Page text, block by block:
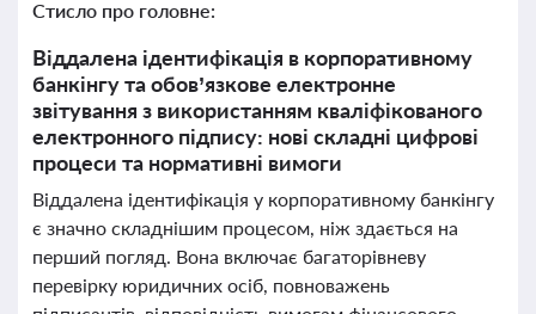
Стисло про головне:
Віддалена ідентифікація в корпоративному
банкінгу та обов’язкове електронне
звітування з використанням кваліфікованого
електронного підпису: нові складні цифрові
процеси та нормативні вимоги
Віддалена ідентифікація у корпоративному банкінгу
є значно складнішим процесом, ніж здається на
перший погляд. Вона включає багаторівневу
перевірку юридичних осіб, повноважень